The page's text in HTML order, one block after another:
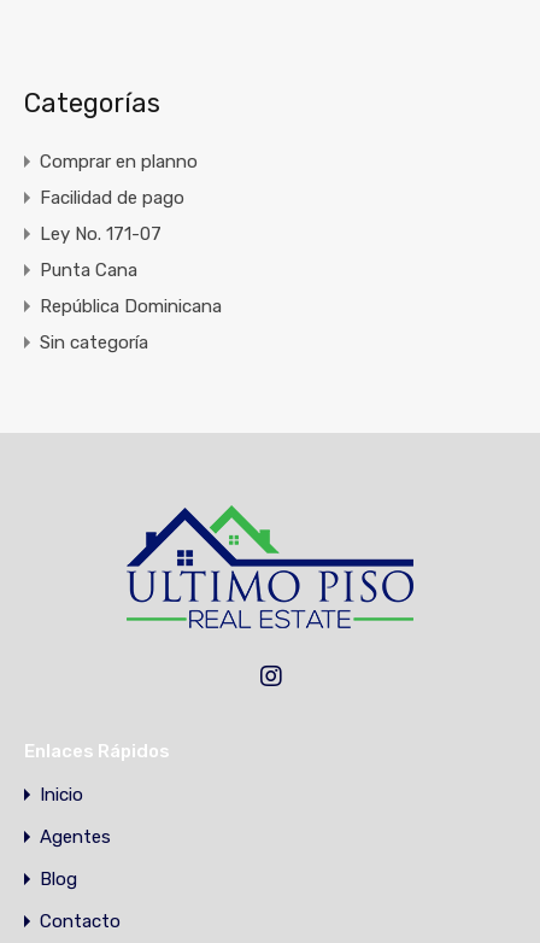
Categorías
Comprar en planno
Facilidad de pago
Ley No. 171-07
Punta Cana
República Dominicana
Sin categoría
Enlaces Rápidos
Inicio
Agentes
Blog
Contacto